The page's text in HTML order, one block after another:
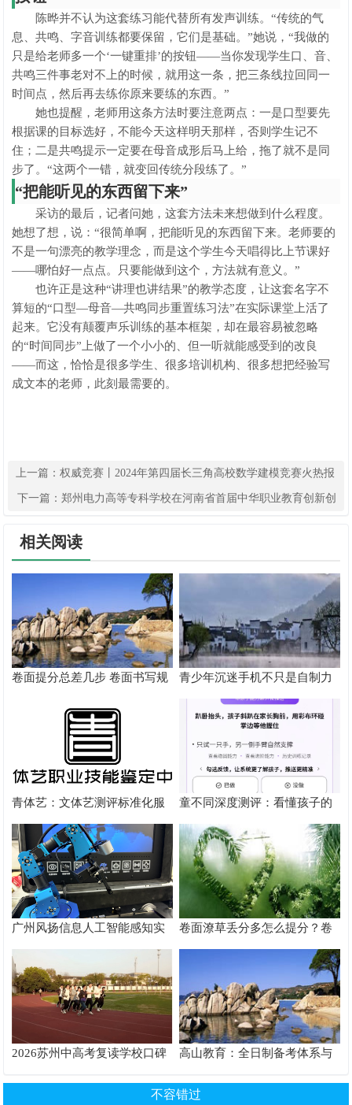
陈晔并不认为这套练习能代替所有发声训练。“传统的气
息、共鸣、字音训练都要保留，它们是基础。”她说，“我做的
只是给老师多一个‘一键重排’的按钮——当你发现学生口、音、
共鸣三件事老对不上的时候，就用这一条，把三条线拉回同一
时间点，然后再去练你原来要练的东西。”
她也提醒，老师用这条方法时要注意两点：一是口型要先
根据课的目标选好，不能今天这样明天那样，否则学生记不
住；二是共鸣提示一定要在母音成形后马上给，拖了就不是同
步了。“这两个一错，就变回传统分段练了。”
“把能听见的东西留下来”
采访的最后，记者问她，这套方法未来想做到什么程度。
她想了想，说：“很简单啊，把能听见的东西留下来。老师要的
不是一句漂亮的教学理念，而是这个学生今天唱得比上节课好
——哪怕好一点点。只要能做到这个，方法就有意义。”
也许正是这种“讲理也讲结果”的教学态度，让这套名字不
算短的“口型—母音—共鸣同步重置练习法”在实际课堂上活了
起来。它没有颠覆声乐训练的基本框架，却在最容易被忽略
的“时间同步”上做了一个小小的、但一听就能感受到的改良
——而这，恰恰是很多学生、很多培训机构、很多想把经验写
成文本的老师，此刻最需要的。
上一篇：权威竞赛丨2024年第四届长三角高校数学建模竞赛火热报
名中！
下一篇： 郑州电力高等专科学校在河南省首届中华职业教育创新创
相关阅读
卷面提分总差几步 卷面书写规
青少年沉迷手机不只是自制力
差！陕西家长读懂背后的心理
根源
青体艺：文体艺测评标准化服
务体系解析
童不同深度测评：看懂孩子的
个性化育儿系统
广州风扬信息人工智能感知实
验箱测评解析
卷面潦草丢分多怎么提分？卷
面书写规范团体标准给出答案
2026苏州中高考复读学校口碑
高山教育：全日制备考体系与
不容错过